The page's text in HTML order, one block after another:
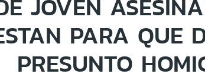
PARA QUE
PRESUNTO